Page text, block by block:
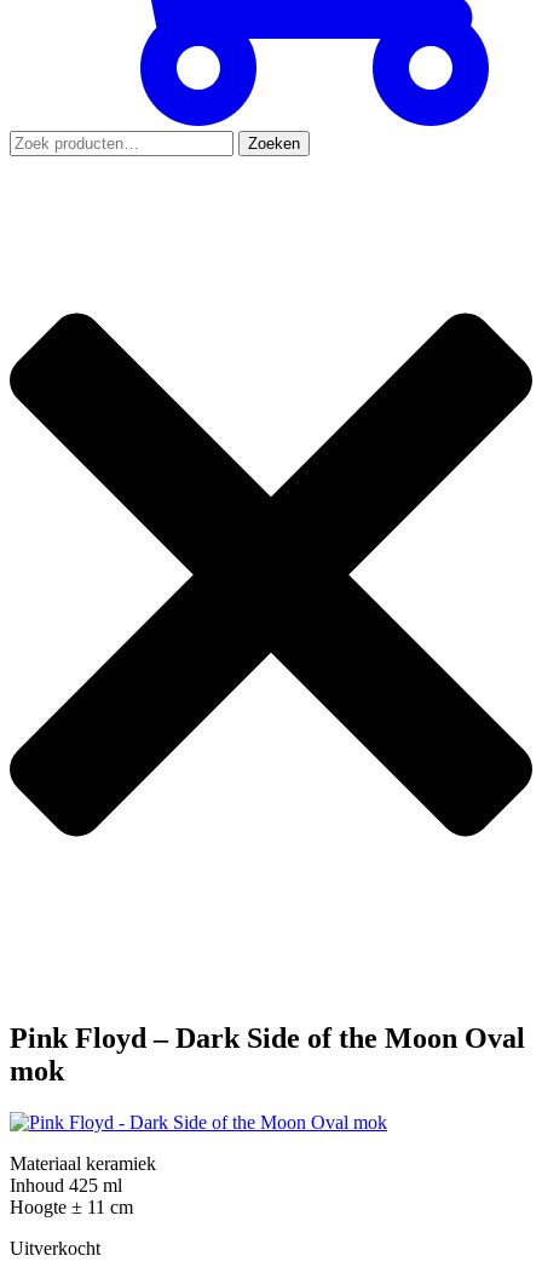
Zoeken
naar:
Zoeken
Pink Floyd – Dark Side of the Moon Oval
mok
Materiaal keramiek
Inhoud 425 ml
Hoogte ± 11 cm
Uitverkocht